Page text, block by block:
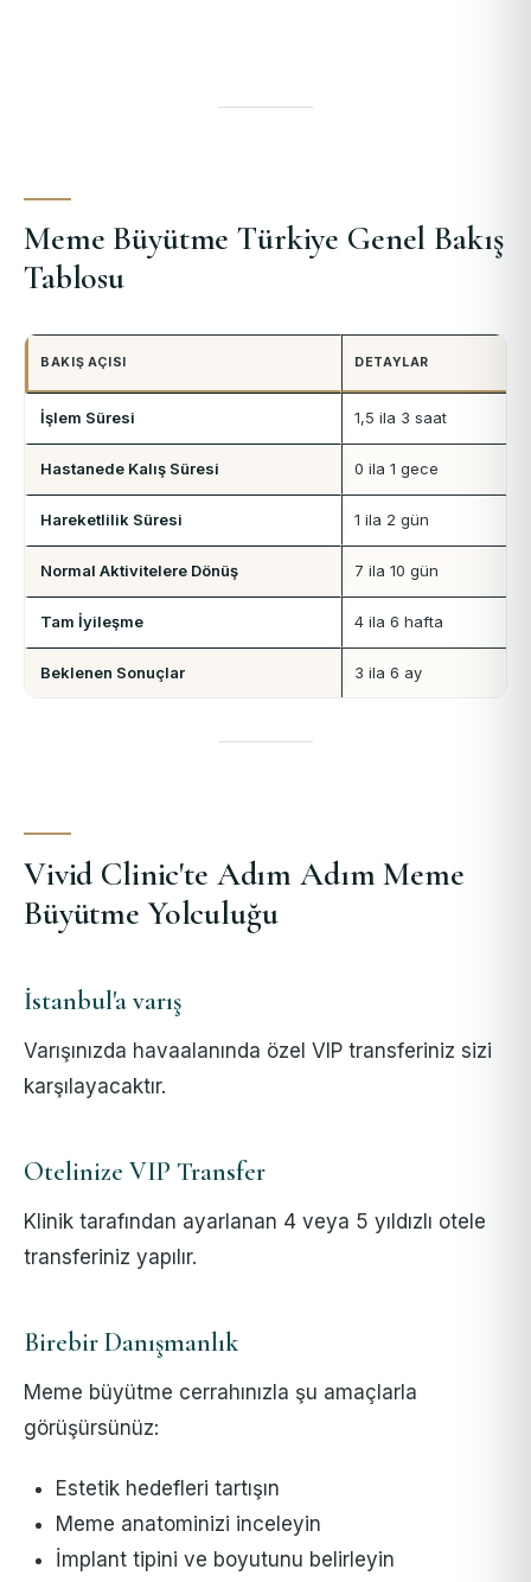
Meme Büyütme Türkiye Genel Bakış
Tablosu
BAKIŞ AÇISI DETAYLAR
İşlem Süresi 1,5 ila 3 saat
Hastanede Kalış Süresi 0 ila 1 gece
Hareketlilik Süresi 1 ila 2 gün
Normal Aktivitelere Dönüş 7 ila 10 gün
Tam İyileşme 4 ila 6 hafta
Beklenen Sonuçlar 3 ila 6 ay
Vivid Clinic'te Adım Adım Meme
Büyütme Yolculuğu
İstanbul'a varış
Varışınızda havaalanında özel VIP transferiniz sizi
karşılayacaktır.
Otelinize VIP Transfer
Klinik tarafından ayarlanan 4 veya 5 yıldızlı otele
transferiniz yapılır.
Birebir Danışmanlık
Meme büyütme cerrahınızla şu amaçlarla
görüşürsünüz:
Estetik hedefleri tartışın
Meme anatominizi inceleyin
İmplant tipini ve boyutunu belirleyin